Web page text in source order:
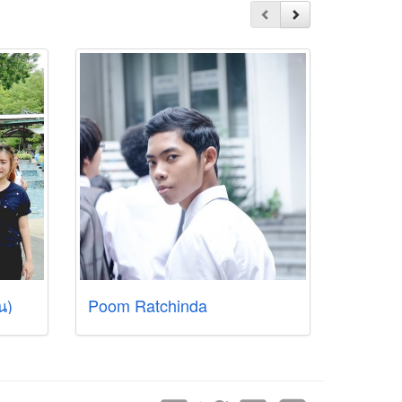
) Poom Ratchinda